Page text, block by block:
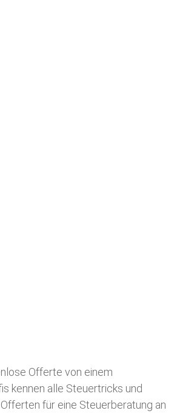
Offerte von einem
kennen alle Steuertricks und
für eine Steuerberatung an